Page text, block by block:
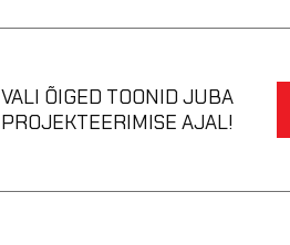
VALI ÕIGED TOONID JUBA
PROJEKTEERIMISE AJAL!